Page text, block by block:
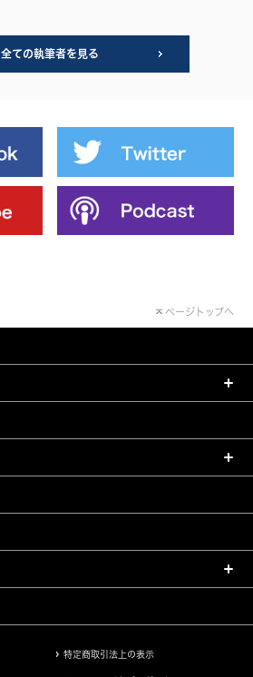
全ての執筆者を見る
ページトップへ
特定商取引法上の表示